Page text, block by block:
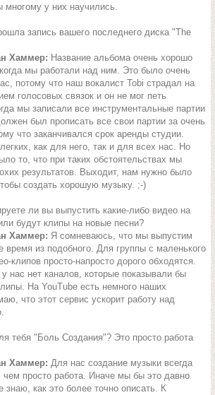
у них научились.
запись вашего последнего диска "The
Хаммер: Название альбома очень хорошо
мы работали над ним. Это было очень
потому что наш вокалист Tobi страдал на
голосовых связок и он не мог петь
мы записали все инструментальные партии
был прописать все свои партии за очень
что заканчивался срок аренды студии.
как для него, так и для всех нас. Но
то, что при таких обстоятельствах мы
результатов. Выходит, нам нужно было
создать хорошую музыку. ;-)
ли вы выпустить какие-либо видео на
будут клипы на новые песни?
Хаммер: Я сомневаюсь, что мы выпустим
время из подобного. Для группы с маленького
клипов просто-напросто дорого обходятся.
нас нет каналов, которые показывали бы
На YouTube есть немного наших
что этот сервис ускорит работу над
тебя "Боль Создания"? Это просто работа
Хаммер: Для нас создание музыки всегда
просто работа. Иначе мы бы это давно
как это более точно описать. К